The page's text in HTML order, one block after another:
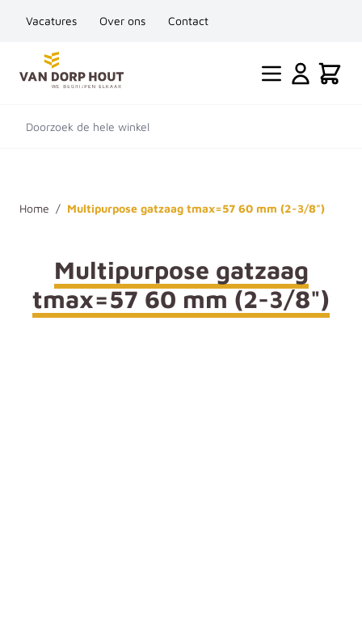
Vacatures Over ons Contact
Ga naar de inhoud
Cart
Doorzoek de hele winkel
Home / Multipurpose gatzaag tmax=57 60 mm (2-3/8")
Multipurpose gatzaag
tmax=57 60 mm (2-3/8")